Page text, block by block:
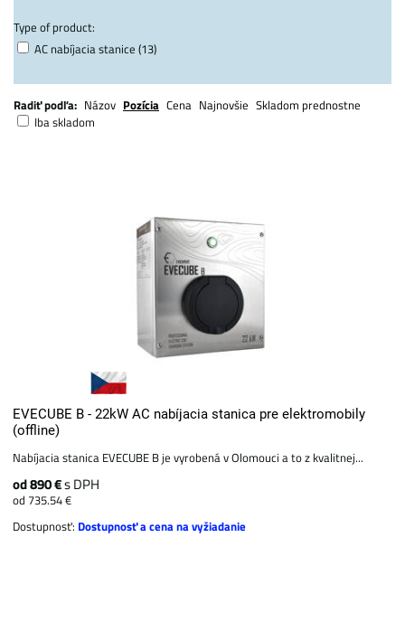
Type of product:
AC nabíjacia stanice (13)
Radiť podľa: Názov Pozícia Cena Najnovšie Skladom prednostne
Iba skladom
EVECUBE B - 22kW AC nabíjacia stanica pre elektromobily
(offline)
Nabíjacia stanica EVECUBE B je vyrobená v Olomouci a to z kvalitnej...
od 890 €s DPH
od 735.54 €
Dostupnosť: Dostupnosť a cena na vyžiadanie